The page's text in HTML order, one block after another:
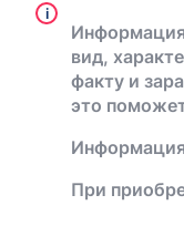
i
Информация
вид,
факту и
это
Информация
При